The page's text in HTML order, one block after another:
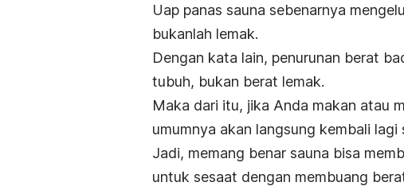
Uap panas sauna sebenarnya
bukanlah lemak.
Dengan kata lain, penurunan berat
tubuh, bukan berat lemak.
Maka dari itu, jika Anda makan atau
umumnya akan langsung kembali lagi
Jadi, memang benar sauna bisa
untuk sesaat dengan membuang